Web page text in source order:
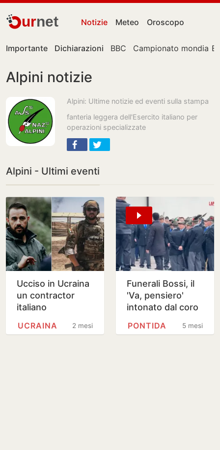
urnet Notizie Meteo Oroscopo
Importante Dichiarazioni BBC Campionato mondiale
Alpini notizie
Alpini: Ultime notizie ed eventi sulla stampa
fanteria leggera dell'Esercito italiano per
operazioni specializzate
Alpini - Ultimi eventi
Ucciso in Ucraina
un contractor
italiano
2 mesi
UCRAINA
Funerali Bossi, il
'Va, pensiero'
intonato dal coro
la cerimonia
5 mesi
PONTIDA